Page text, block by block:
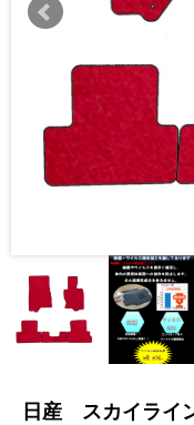
日産 スカイライ